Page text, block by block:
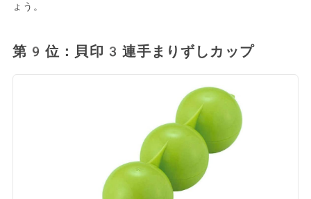
ょう。
第9位：貝印3連手まりずしカップ